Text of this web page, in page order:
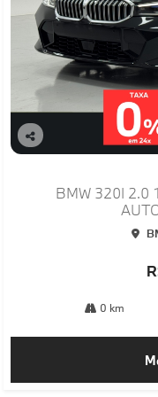
Co
BMW 320I 2.0
0 km